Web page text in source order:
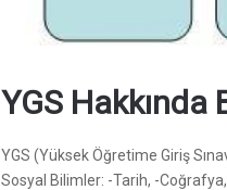
YGS Hakkında
YGS (Yüksek Öğretime Giriş
Sosyal Bilimler: -Tarih, -